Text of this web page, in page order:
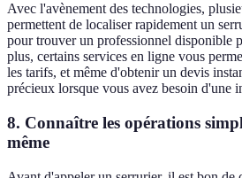
Avec l'avènement des technologies,
permettent de localiser rapidement un
pour trouver un professionnel disponible
plus, certains services en ligne vous
les tarifs, et même d'obtenir un devis
précieux lorsque vous avez besoin d'une
8. Connaître les opérations
même